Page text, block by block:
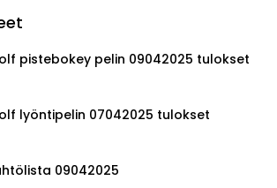
pistebokey pelin 09042025 tulokset
lyöntipelin 07042025 tulokset
09042025